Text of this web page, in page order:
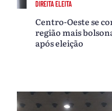
DIREITA ELEITA
Centro-Oeste se
região mais
após eleição